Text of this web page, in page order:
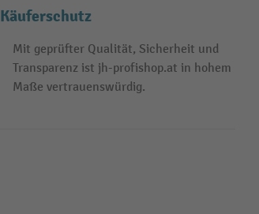
Käuferschutz
Mit geprüfter Qualität, Sicherheit und
Transparenz ist jh-profishop.at in hohem
Maße vertrauenswürdig.